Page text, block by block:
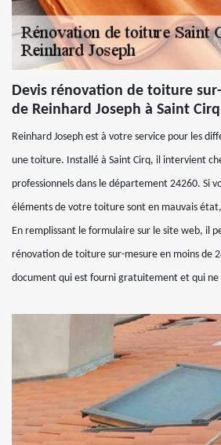
Devis rénovation de toiture
de Reinhard Joseph à Saint
Reinhard Joseph est à votre service pour les
une toiture. Installé à Saint Cirq, il intervient
professionnels dans le département 24260. Si
éléments de votre toiture sont en mauvais
En remplissant le formulaire sur le site web, il
rénovation de toiture sur-mesure en moins de
document qui est fourni gratuitement et qui ne